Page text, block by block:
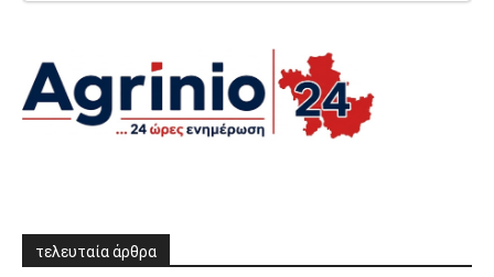
τελευταία άρθρα